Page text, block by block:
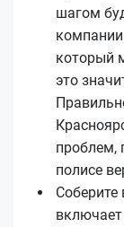
шагом
который
это
проблем,
полисе